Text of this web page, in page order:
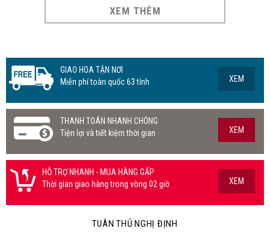
XEM THÊM
GIAO HOA TẬN NƠI
Miễn phí toàn quốc 63 tỉnh
XEM
THANH TOÁN NHANH CHÓNG
Tiện lợi và tiết kiệm thời gian
XEM
HỖ TRỢ NHANH - MUA HÀNG GẤP
Thời gian giao hàng trong vòng 02 giờ
XEM
TUÂN THỦ NGHỊ ĐỊNH